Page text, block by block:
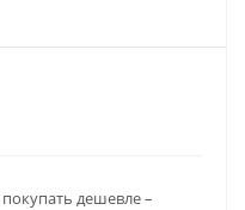
дешевле –